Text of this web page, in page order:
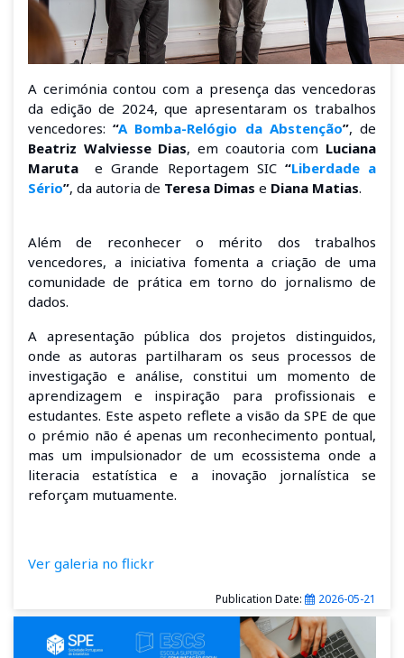
A cerimónia contou com a presença das vencedoras
da edição de 2024, que apresentaram os trabalhos
vencedores:“A Bomba-Relógio da Abstenção”, de
Beatriz Walviesse Dias, em coautoria com Luciana
Maruta e Grande Reportagem SIC “Liberdade a
Sério”, da autoria de Teresa Dimas e Diana Matias.
Além de reconhecer o mérito dos trabalhos
vencedores, a iniciativa fomenta a criação de uma
comunidade de prática em torno do jornalismo de
dados.
A apresentação pública dos projetos distinguidos,
onde as autoras partilharam os seus processos de
investigação e análise, constitui um momento de
aprendizagem e inspiração para profissionais e
estudantes. Este aspeto reflete a visão da SPE de que
o prémio não é apenas um reconhecimento pontual,
mas um impulsionador de um ecossistema onde a
literacia estatística e a inovação jornalística se
reforçam mutuamente.
Ver galeria no flickr
Publication Date: 2026-05-21